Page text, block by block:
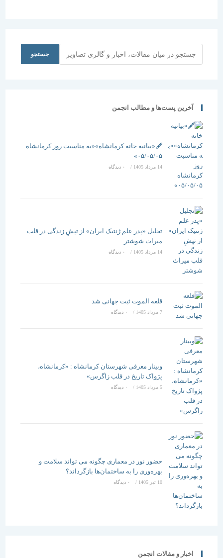
جستجو
آخرین پست‌ها و مطالب انجمن
🖋️«بیانیه خانه کرمانشاه»«به مناسبت روز کرمانشاه
۰۵/۰۵/۰۵»
/ ۰ دیدگاه
تجلیل «پدر علم ژنتیک ایران» از تپشِ زندگی در قلب
میراث شوشتر
14 مرداد 1405 / ۰ دیدگاه
قلعه الموت ثبت جهانی شد
/ ۰ دیدگاه
وبینار معرفی شهرستان کرمانشاه : «کرمانشاه،
پژواک تاریخ در قلب زاگرس»
5 مرداد 1405 / ۰ دیدگاه
حضور نور در معماری چگونه می تواند سلامت و
بهره‌وری را به ساختمان‌ها بازگرداند؟
/ ۰ دیدگاه
اخبار و مقالات انجمن